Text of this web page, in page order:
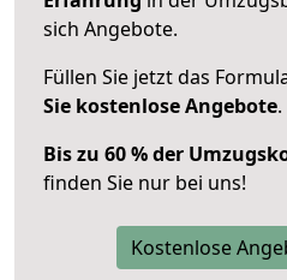
sich Angebote.
Füllen Sie jetzt das
Sie kostenlose Angebote.
Bis zu 60 % der
finden Sie nur bei uns!
Kostenlose